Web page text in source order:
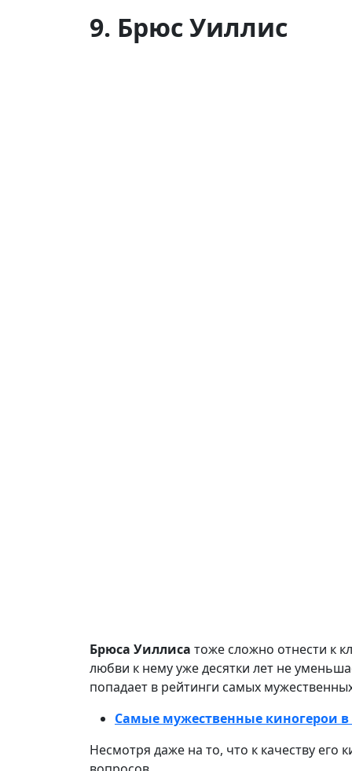
9. Брюс Уиллис
Брюса Уиллиса тоже сложно отнести к
любви к нему уже десятки лет не
попадает в рейтинги самых
Самые мужественные киногерои
Несмотря даже на то, что к качеству его